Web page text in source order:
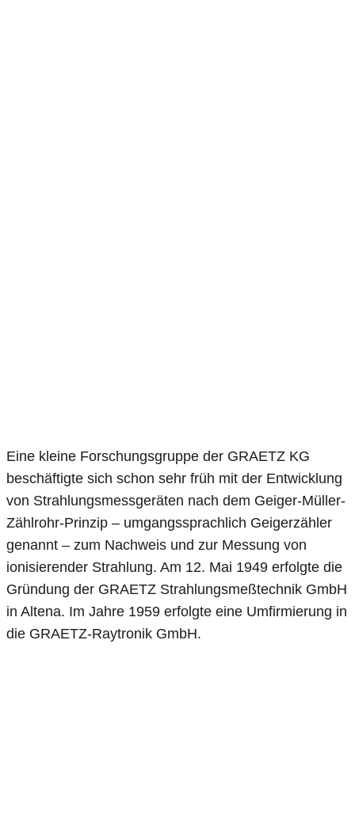
Eine kleine Forschungsgruppe der GRAETZ KG
beschäftigte sich schon sehr früh mit der Entwicklung
von Strahlungsmessgeräten nach dem Geiger-Müller-
Zählrohr-Prinzip – umgangssprachlich Geigerzähler
genannt – zum Nachweis und zur Messung von
ionisierender Strahlung. Am 12. Mai 1949 erfolgte die
Gründung der GRAETZ Strahlungsmeßtechnik GmbH
in Altena. Im Jahre 1959 erfolgte eine Umfirmierung in
die GRAETZ-Raytronik GmbH.